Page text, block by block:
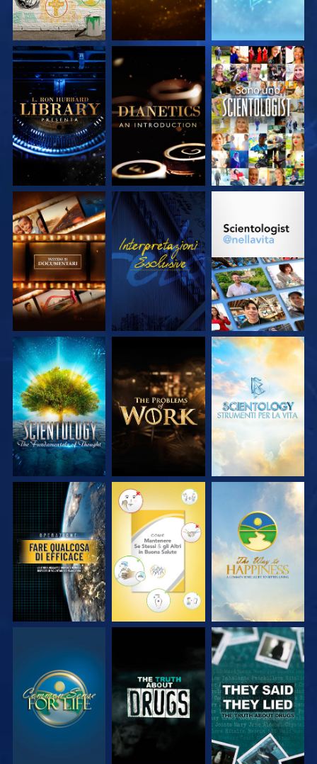
ESPLORA LE
SERIE
ESPLORA LE
SERIE
GUARDA
ESPLORA LE
SERIE
GUARDA
ESPLORA LE
ESPLORA LE
SERIE
ESPLORA LE
SERIE
ESPLORA LE
SERIE
GUARDA GUARDA GUARDA
GUARDA GUARDA GUARDA